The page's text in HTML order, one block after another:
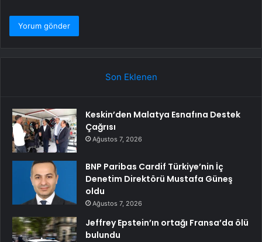
Son Eklenen
Keskin’den Malatya Esnafına Destek
Çağrısı
Ağustos 7, 2026
BNP Paribas Cardif Türkiye’nin İç
Denetim Direktörü Mustafa Güneş
oldu
Ağustos 7, 2026
Jeffrey Epstein’ın ortağı Fransa’da ölü
bulundu